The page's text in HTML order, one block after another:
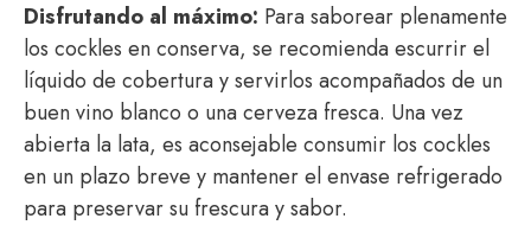
Disfrutando al máximo: Para saborear plenamente
los cockles en conserva, se recomienda escurrir el
líquido de cobertura y servirlos acompañados de un
buen vino blanco o una cerveza fresca. Una vez
abierta la lata, es aconsejable consumir los cockles
en un plazo breve y mantener el envase refrigerado
para preservar su frescura y sabor.